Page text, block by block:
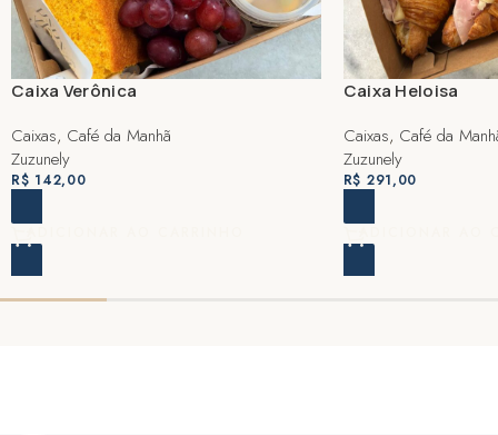
Caixa Verônica
Caixas, Café da Manhã
Zuzunely
R$ 142,00
Caixa Heloisa
Caixas, Café da
Zuzunely
R$ 291,00